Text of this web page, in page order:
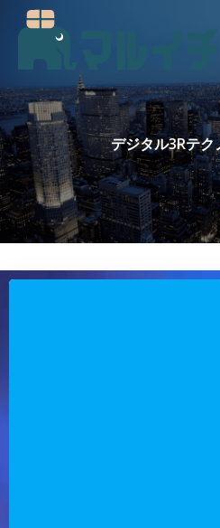
ツ
へ
ス
キ
ッ
プ
デジタル3Rテ